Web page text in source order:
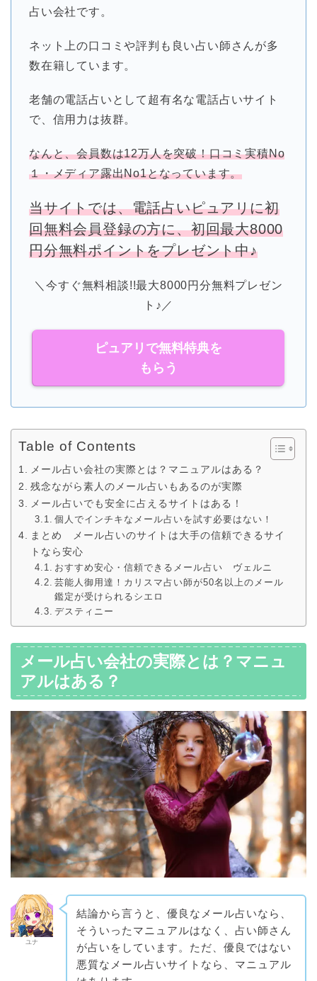
占い会社です。
ネット上の口コミや評判も良い占い師さんが多
数在籍しています。
老舗の電話占いとして超有名な電話占いサイト
で、信用力は抜群。
なんと、会員数は12万人を突破！口コミ実積No
１・メディア露出No1となっています。
当サイトでは、電話占いピュアリに初
回無料会員登録の方に、初回最大8000
円分無料ポイントをプレゼント中♪
＼今すぐ無料相談!!最大8000円分無料プレゼン
ト♪／
ピュアリで無料特典を
もらう
Table of Contents
メール占い会社の実際とは？マニュアルはある？
残念ながら素人のメール占いもあるのが実際
メール占いでも安全に占えるサイトはある！
個人でインチキなメール占いを試す必要はない！
まとめ メール占いのサイトは大手の信頼できるサイ
トなら安心
おすすめ安心・信頼できるメール占い ヴェルニ
芸能人御用達！カリスマ占い師が50名以上のメール
鑑定が受けられるシエロ
デスティニー
メール占い会社の実際とは？マニュ
アルはある？
ユナ
結論から言うと、優良なメール占いなら、
そういったマニュアルはなく、占い師さん
が占いをしています。ただ、優良ではない
悪質なメール占いサイトなら、マニュアル